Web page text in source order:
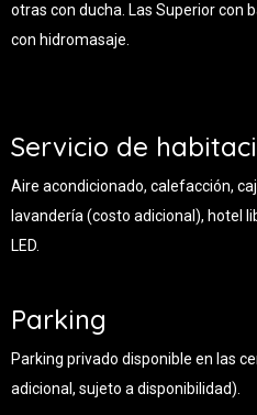
otras con ducha. Las Superior con
con hidromasaje.
Servicio de
Aire acondicionado, calefacción,
lavandería (costo adicional), hotel
LED.
Parking
Parking privado disponible en las
adicional, sujeto a disponibilidad).